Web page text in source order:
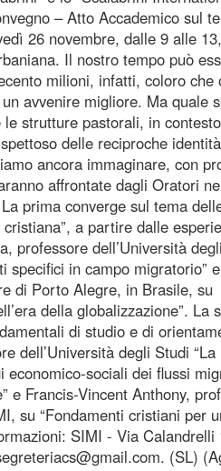
– Atto Accademico sul
26 novembre, dalle 9 alle
Il nostro tempo può
milioni, infatti, coloro che
avvenire migliore. Ma quale
strutture pastorali, in contesto
delle reciproche
ancora immaginare, con
affrontate dagli Oratori
prima converge sul tema
a partire dalle
professore dell’Università
specifici in campo migratorio”
di Porto Alegre, in Brasile, su
della globalizzazione”. La
di studio e di
dell’Università degli Studi “La
economico-sociali dei flussi
e Francis-Vincent Anthony,
su “Fondamenti cristiani per
SIMI - Via Calandrelli
(SL)